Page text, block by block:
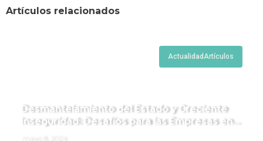
Artículos relacionados
ActualidadArtículos
Desmantelamiento del Estado y Creciente
Inseguridad: Desafíos para las Empresas en